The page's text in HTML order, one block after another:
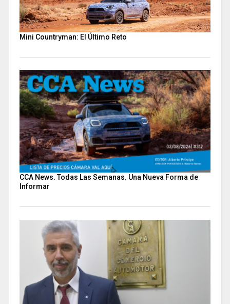
Mini Countryman: El Último Reto
CCA News. Todas Las Semanas. Una Nueva Forma de
Informar